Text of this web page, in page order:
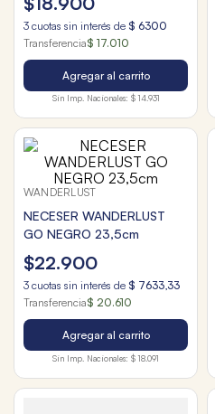
3 cuotas sin interés de $ 6300
Transferencia$ 17.010
Agregar al carrito
Sin Imp. Nacionales: $ 14.931
WANDERLUST
NECESER WANDERLUST
GO NEGRO 23,5cm
$22.900
3 cuotas sin interés de $ 7633,33
Transferencia$ 20.610
Agregar al carrito
Sin Imp. Nacionales: $ 18.091